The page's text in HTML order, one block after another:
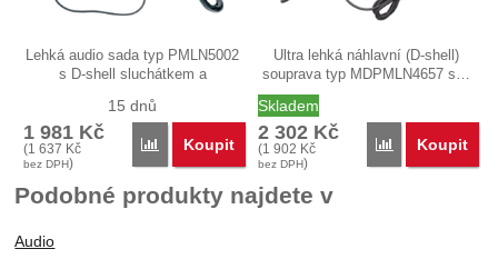
Lehká audio sada typ PMLN5002
s D-shell sluchátkem a
15 dnů
1 981 Kč
(1 637 Kč
bez DPH)
Porovnat
Koupit
Ultra lehká náhlavní (D-shell)
souprava typ MDPMLN4657 s…
Skladem
2 302 Kč
(1 902 Kč
bez DPH)
Porovnat
Koupit
Podobné produkty najdete v
Audio